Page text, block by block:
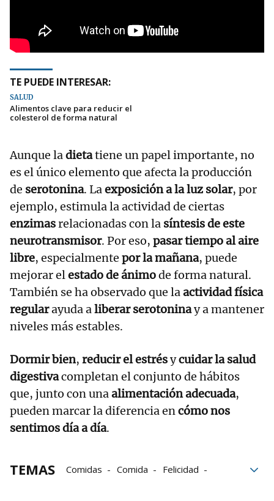
TE PUEDE INTERESAR:
SALUD
Alimentos clave para reducir el
colesterol de forma natural
Aunque ladietatiene un papel importante, no
es el único elemento que afecta la producción
de serotonina. Laexposición a la luz solar, por
ejemplo, estimula la actividad de ciertas
enzimasrelacionadas con la síntesis de este
neurotransmisor. Por eso, pasar tiempo al aire
libre, especialmente por la mañana, puede
mejorar elestado de ánimode forma natural.
También se ha observado que laactividad física
regularayuda aliberar serotoninay a mantener
niveles más estables.
Dormir bien, reducir el estrésycuidar la salud
digestivacompletan el conjunto de hábitos
que, junto con unaalimentación adecuada,
pueden marcar la diferencia encómo nos
sentimos día a día.
TEMAS Comidas Comida
Felicidad